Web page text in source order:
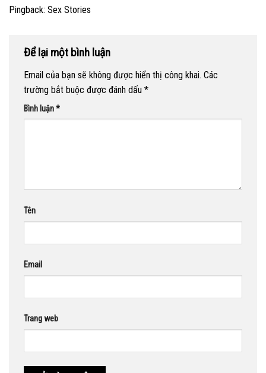
Pingback: Sex Stories
Để lại một bình luận
Email của bạn sẽ không được hiển thị công khai. Các
trường bắt buộc được đánh dấu *
Bình luận*
Tên
Email
Trang web